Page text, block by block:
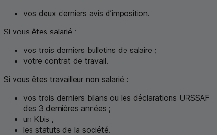
vos deux derniers avis d’imposition.
Si vous êtes salarié :
vos trois derniers bulletins de salaire ;
votre contrat de travail.
Si vous êtes travailleur non salarié :
vos trois derniers bilans ou les déclarations URSSAF
des 3 dernières années ;
un Kbis ;
les statuts de la société.